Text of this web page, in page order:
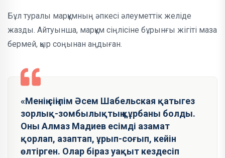
Бұл туралы марқұмның әпкесі әлеуметтік желіде
жазды. Айтуынша, марқұм сіңлісіне бұрынғы жігіті маза
бермей, қыр соңынан аңдыған.
«Менің сіңілім Әсем Шабельская қатыгез
зорлық-зомбылықтың құрбаны болды.
Оны Алмаз Мадиев есімді азамат
қорлап, азаптап, ұрып-соғып, кейін
өлтірген. Олар біраз уақыт кездесіп